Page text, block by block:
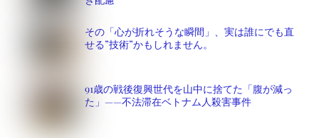
その「心が折れそうな瞬間」、実は誰にでも直
せる”技術”かもしれません。
91歳の戦後復興世代を山中に捨てた「腹が減っ
た」——不法滞在ベトナム人殺害事件